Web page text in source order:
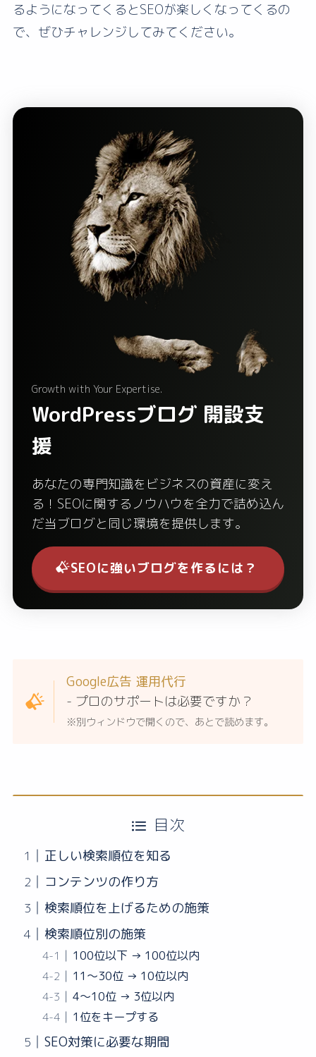
るようになってくるとSEOが楽しくなってくるの
で、ぜひチャレンジしてみてください。
Growth with Your Expertise.
WordPressブログ 開設支
援
あなたの専門知識をビジネスの資産に変え
る！SEOに関するノウハウを全力で詰め込ん
だ当ブログと同じ環境を提供します。
SEOに強いブログを作るには？
Google広告 運用代行
- プロのサポートは必要ですか？
※別ウィンドウで開くので、あとで読めます。
目次
正しい検索順位を知る
コンテンツの作り方
検索順位を上げるための施策
検索順位別の施策
100位以下 → 100位以内
11〜30位 → 10位以内
4〜10位 → 3位以内
1位をキープする
SEO対策に必要な期間